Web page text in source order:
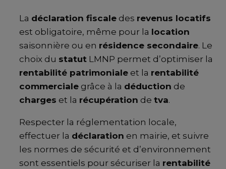
La déclaration fiscale des revenus locatifs
est obligatoire, même pour la location
saisonnière ou en résidence secondaire. Le
choix du statut LMNP permet d’optimiser la
rentabilité patrimoniale et la rentabilité
commerciale grâce à la déduction de
charges et la récupération de tva.
Respecter la réglementation locale,
effectuer la déclaration en mairie, et suivre
les normes de sécurité et d’environnement
sont essentiels pour sécuriser la rentabilité